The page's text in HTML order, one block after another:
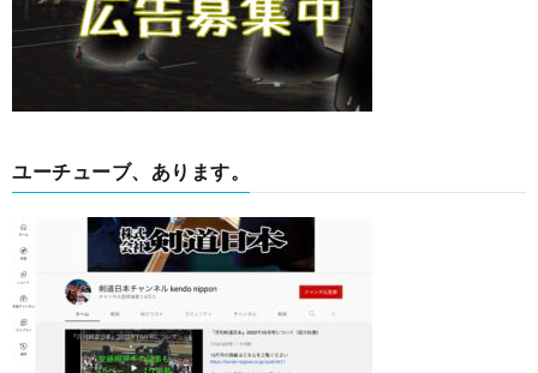
ユーチューブ、あります。